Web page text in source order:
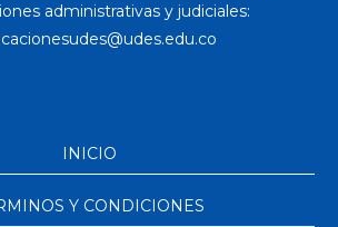
administrativas y judiciales:
INICIO
Y CONDICIONES